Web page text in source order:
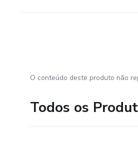
O conteúdo deste produto não
Todos os